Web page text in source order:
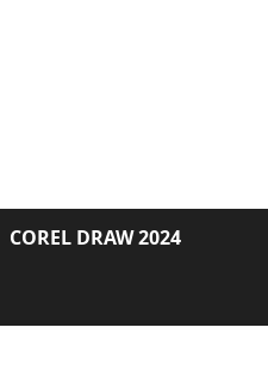
COREL DRAW 2024